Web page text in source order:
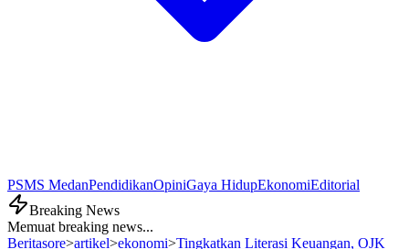
PSMS MedanPendidikanOpiniGaya HidupEkonomiEditorial
Breaking News
Memuat breaking news...
Beritasore>artikel>ekonomi>Tingkatkan Literasi Keuangan, OJK